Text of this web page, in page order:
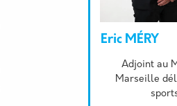
Eric MÉRY
Description
Adjoint au
Marseille